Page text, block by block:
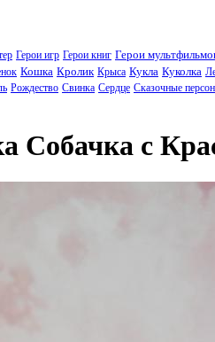
Герои игр Герои книг Герои
Кошка Кролик Крыса Кукла Куколка
Рождество Свинка Сердце Сказочные
Собачка с